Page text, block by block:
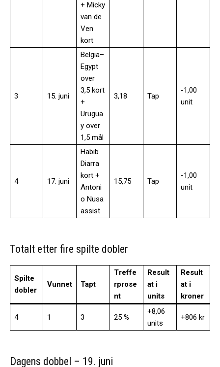
+ Micky
van de
Ven
kort
3 15. juni
Belgia–
Egypt
over
3,5 kort
+
Urugua
y over
1,5 mål
3,18 Tap
-1,00
unit
4 17. juni
Habib
Diarra
kort +
Antoni
o Nusa
assist
15,75 Tap
-1,00
unit
Totalt etter fire spilte dobler
Spilte
dobler
Vunnet Tapt
Treffe
rprose
nt
Result
at i
units
Result
at i
kroner
4 1 3 25 %
+8,06
units
+806 kr
Dagens dobbel – 19. juni